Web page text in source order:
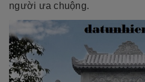
người ưa chuộng.